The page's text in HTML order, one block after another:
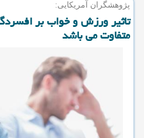
پژوهشگران آمریكایی:
تاثیر ورزش و خواب بر
متفاوت می باشد